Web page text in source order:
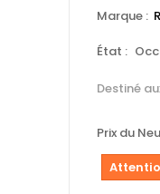
Marque :
État :
Destiné
Prix du